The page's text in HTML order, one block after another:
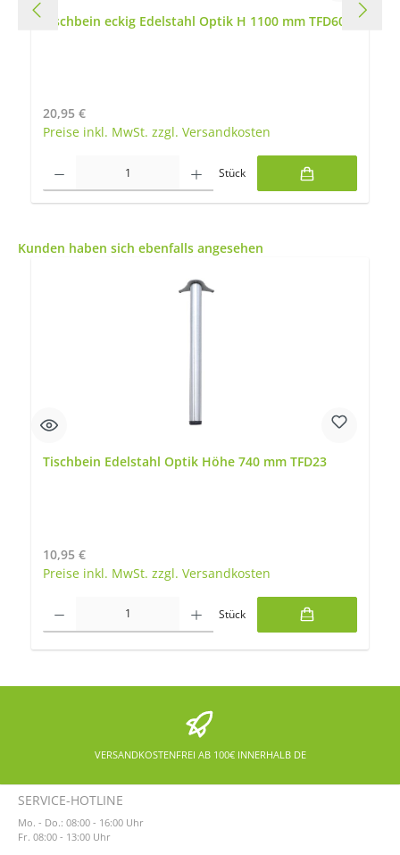
Tischbein eckig Edelstahl Optik H 1100 mm TFD60
Regulärer Preis:
20,95 €
Preise inkl. MwSt. zzgl. Versandkosten
Stück
Produktgalerie überspringen
Kunden haben sich ebenfalls angesehen
Tischbein Edelstahl Optik Höhe 740 mm TFD23
Regulärer Preis:
10,95 €
Preise inkl. MwSt. zzgl. Versandkosten
Produkt Anzahl: Gib den gewünschten Wert ein oder benutze die
Stück
VERSANDKOSTENFREI AB 100€ INNERHALB DE
SERVICE-HOTLINE
Mo. - Do.: 08:00 - 16:00 Uhr
Fr. 08:00 - 13:00 Uhr